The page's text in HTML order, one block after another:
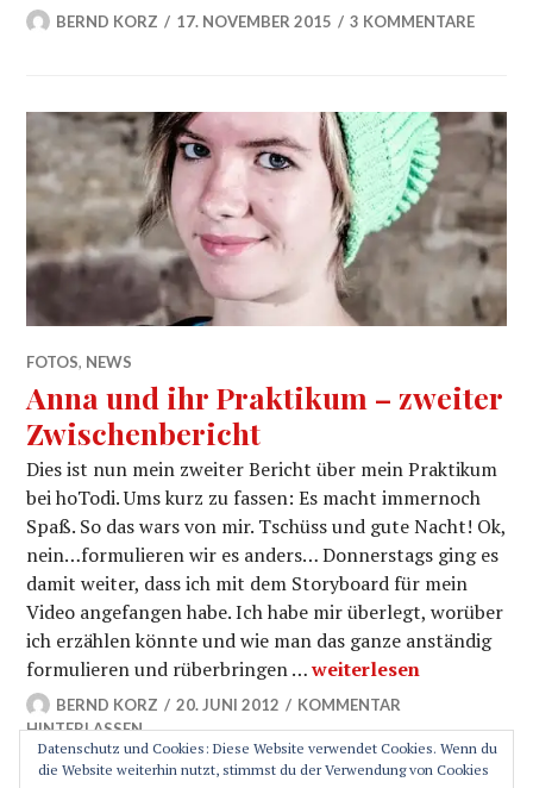
BERND KORZ 17. NOVEMBER 2015 3 KOMMENTARE
FOTOS, NEWS
Anna und ihr Praktikum – zweiter
Zwischenbericht
Dies ist nun mein zweiter Bericht über mein Praktikum
bei hoTodi. Ums kurz zu fassen: Es macht immernoch
Spaß. So das wars von mir. Tschüss und gute Nacht! Ok,
nein…formulieren wir es anders… Donnerstags ging es
damit weiter, dass ich mit dem Storyboard für mein
Video angefangen habe. Ich habe mir überlegt, worüber
ich erzählen könnte und wie man das ganze anständig
formulieren und rüberbringen …Anna und ihr
weiterlesen
BERND KORZ 20. JUNI 2012
KOMMENTAR
HINTERLASSEN
Datenschutz und Cookies: Diese Website verwendet Cookies. Wenn du
die Website weiterhin nutzt, stimmst du der Verwendung von Cookies